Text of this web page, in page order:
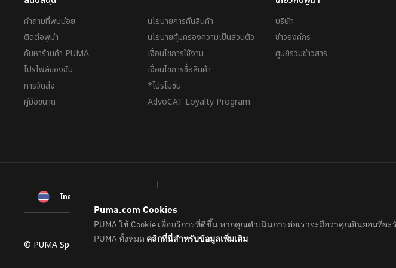
คำถามที่พบบ่อย
ติดต่อพูม่า
ค้นหาร้านค้า PUMA
โปรไฟล์ของฉัน
การจัดส่ง
คู่มือขนาด
นโยบายการคืนสินค้า
นโยบายคุ้มครองความเป็นส่วนตัว
เงื่อนไขการใช้งาน
เงื่อนไขการซื้อสินค้า
*โปรโมชั่น
AdvoCAT Loyalty Program
บริษัท
ข่าวองค์กร
ศูนย์รวมข่าวสาร
ไทย
© PUMA Sports (Thailand) Co., Ltd.,2026. All Rights Reserved. Company Reg. No. 0105564148338